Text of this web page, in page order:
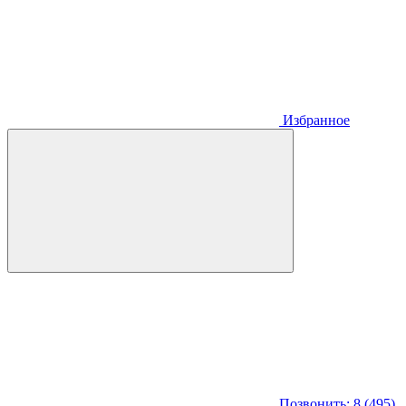
Избранное